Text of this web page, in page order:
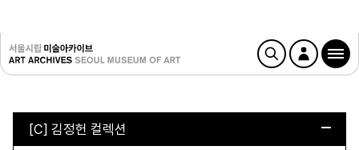
[C] 김정헌 컬렉션